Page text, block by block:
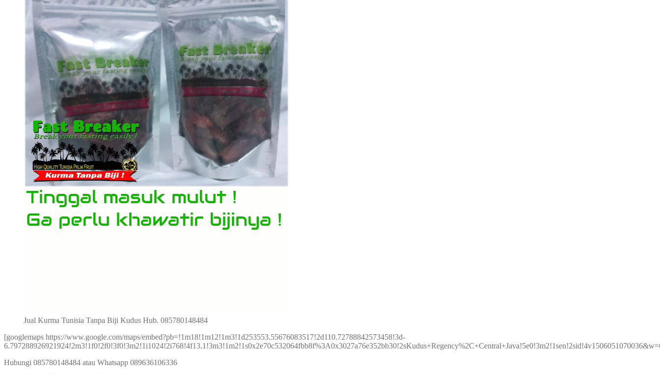
Jual Kurma Tunisia Tanpa Biji Kudus Hub. 085780148484
[googlemaps https://www.google.com/maps/embed?pb=!1m18!1m12!1m3!1d253553.55676083517!2d110.72788842573458!3d-
Hubungi 085780148484 atau Whatsapp 089636106336